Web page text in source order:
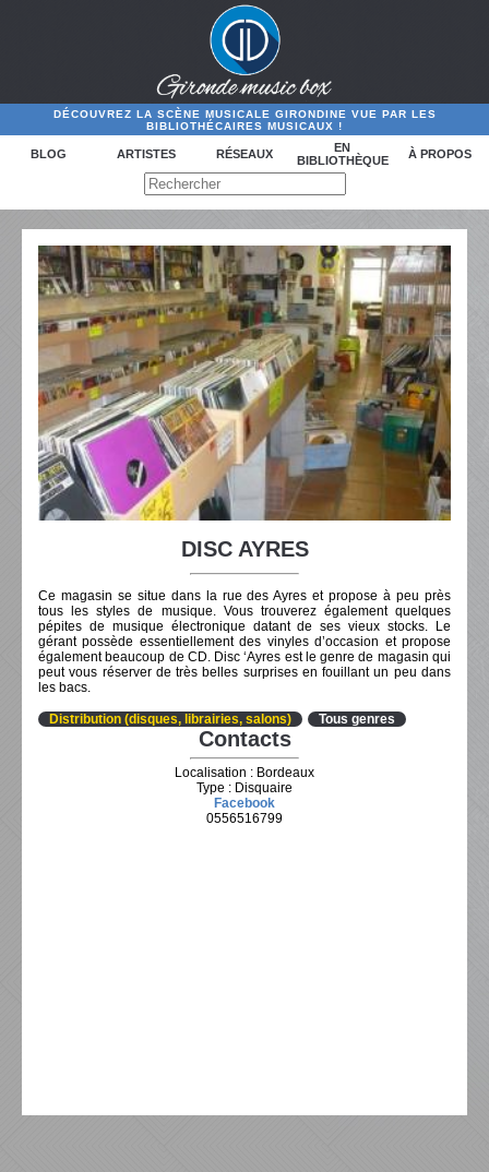
DÉCOUVREZ LA SCÈNE MUSICALE GIRONDINE VUE PAR LES
BIBLIOTHÉCAIRES MUSICAUX !
BLOG ARTISTES RÉSEAUX
EN
BIBLIOTHÈQUE
À PROPOS
DISC AYRES
Ce magasin se situe dans la rue des Ayres et propose à peu près
tous les styles de musique. Vous trouverez également quelques
pépites de musique électronique datant de ses vieux stocks. Le
gérant possède essentiellement des vinyles d’occasion et propose
également beaucoup de CD. Disc ‘Ayres est le genre de magasin qui
peut vous réserver de très belles surprises en fouillant un peu dans
les bacs.
Distribution (disques, librairies, salons) Tous genres
Contacts
Localisation : Bordeaux
Type : Disquaire
Facebook
0556516799